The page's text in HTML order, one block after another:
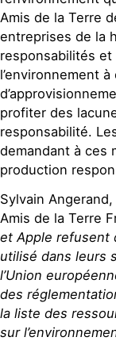
Amis de la Terre
entreprises de la
responsabilités
l’environnement
profiter des
responsabilité.
demandant à ces
production
Sylvain
Amis de la Terre
et Apple refusent
utilisé dans leurs
l’Union
des
la liste des
sur